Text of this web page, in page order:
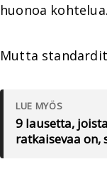
huonoa kohtelua.
Mutta
LUE MYÖS
9 lausetta,
ratkaisevaa on,